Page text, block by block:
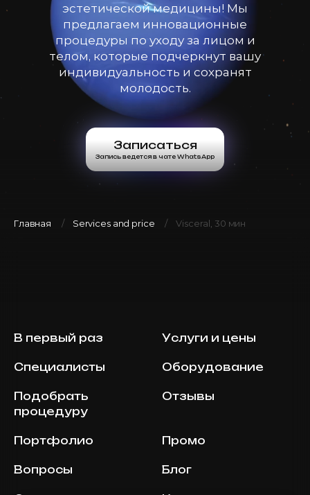
эстетической медицины! Мы
предлагаем инновационные
процедуры по уходу за лицом и
телом, которые подчеркнут вашу
индивидуальность и сохранят
молодость.
Записаться
Запись ведется в чате WhatsApp
Главная Services and price Visceral, 30 мин
В первый раз Услуги и цены
Специалисты Оборудование
Подобрать
процедуру
Отзывы
Портфолио Промо
Вопросы Блог